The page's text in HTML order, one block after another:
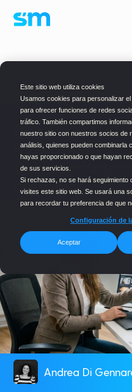
Este sitio web utiliza cookies
Usamos cookies para personalizar el
para ofrecer funciones de redes
tráfico. También compartimos
nuestro sitio con nuestros socios de
análisis, quienes pueden combinarla
hayas proporcionado o que hayan
de sus servicios.
Si rechazas, no se hará seguimiento
visites este sitio web. Se usará una
para recordar tu preferencia de que
Configuración de
Aceptar
BLOG> CREADORES
Gestión de
multimedia:
vídeos,
creativos
Andrea Di